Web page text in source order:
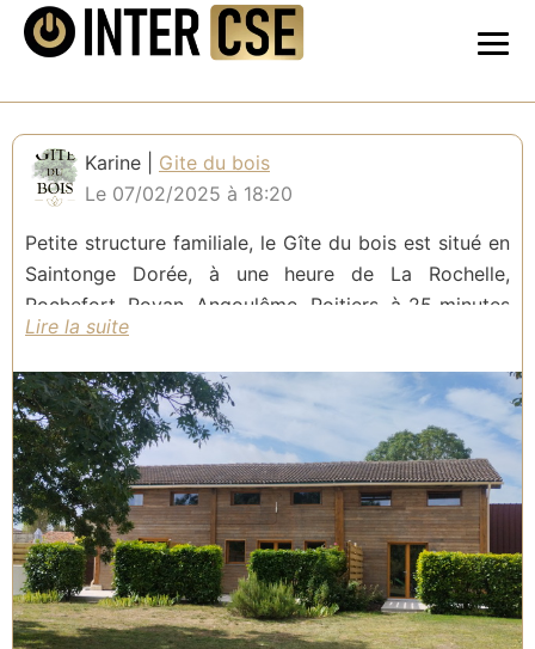
Karine | Gite du bois
Le 07/02/2025 à 18:20
Petite structure familiale, le Gîte du bois est situé en
Saintonge Dorée, à une heure de La Rochelle,
Rochefort, Royan, Angoulême, Poitiers, à 25 minutes
de Saintes et de Cognac. Le domaine est idéalement
situé pour de nombreuses activités sportives,
ludiques mais aussi de belles visites culturelles et
historiques.
Situés sur un parc de 3000m², au centre d’un bourg
de campagne entouré de champs et de vignes,
spacieux et confortables, bien équipés, chacun des
gîtes avec sa terrasse privative saura vous séduire.
Vous aurez également plaisir à vous ressourcer au
Gîte du bois en profitant du parc, de ses jeux et de